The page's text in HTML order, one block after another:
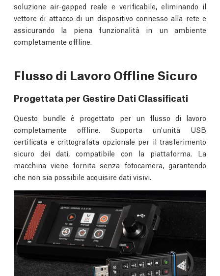
soluzione air-gapped reale e verificabile, eliminando il
vettore di attacco di un dispositivo connesso alla rete e
assicurando la piena funzionalità in un ambiente
completamente offline.
Flusso di Lavoro Offline Sicuro
Progettata per Gestire Dati Classificati
Questo bundle è progettato per un flusso di lavoro
completamente offline. Supporta un'unità USB
certificata e crittografata opzionale per il trasferimento
sicuro dei dati, compatibile con la piattaforma. La
macchina viene fornita senza fotocamera, garantendo
che non sia possibile acquisire dati visivi.